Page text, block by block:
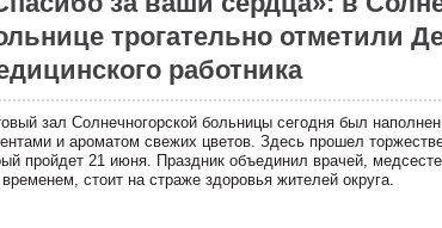
трогательно отметили
работника
зал Солнечногорской больницы сегодня был
и ароматом свежих цветов. Здесь прошел
пройдет 21 июня. Праздник объединил врачей,
стоит на страже здоровья жителей округа.